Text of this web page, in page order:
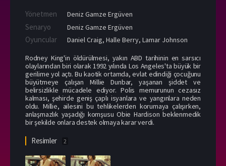
Yönetmen Deniz Gamze Ergüven
Senaryo Deniz Gamze Ergüven
Oyuncular Daniel Craig, Halle Berry, Lamar Johnson
Rodney King'in öldürülmesi, yakın ABD tarihinin en sarsıcı
olaylarından biri olarak 1992 yılında Los Angeles'ta büyük bir
gerilime yol açtı. Bu kaotik ortamda, evlat edindiği çocuğunu
büyütmeye çalışan Millie Dunbar, yaşanan şiddet ve
belirsizlikle mücadele ediyor. Polis memurunun cezasız
kalması, şehirde geniş çaplı isyanlara ve yangınlara neden
oldu. Millie, ailesini bu tehlikelerden korumaya çalışırken,
anlaşmazlık yaşadığı komşusu Obie Hardison beklenmedik
bir şekilde onlara destek olmaya karar verdi.
Resimler 2